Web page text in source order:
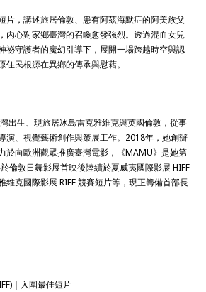
片，講述旅居倫敦、患有阿茲海默症的阿美族父
內心對家鄉臺灣的召喚愈發強烈。透過混血女兒
祕守護者的魔幻引導下，展開一場跨越時空與認
民根源在異鄉的傳承與慰藉。
出生、現旅居冰島雷克雅維克與英國倫敦，從事
演、視覺藝術創作與策展工作。2018年，她創辦
於向歐洲觀眾推廣臺灣電影，《MAMU》是她第
倫敦日舞影展首映後陸續於夏威夷國際影展 HIFF
維克國際影展 RIFF 競賽短片等，現正籌備首部長
｜入圍最佳短片